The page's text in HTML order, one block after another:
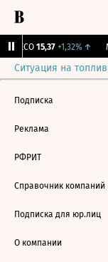
GECO 15,37 +1,32%↑
Ситуация на
Подписка
Реклама
РФРИТ
Справочник компаний
Подписка для юр.лиц
О компании